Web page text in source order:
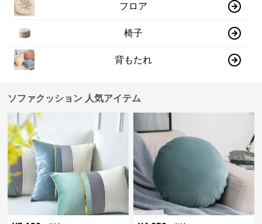
フロア
椅子
背もたれ
ソファクッション 人気アイテム